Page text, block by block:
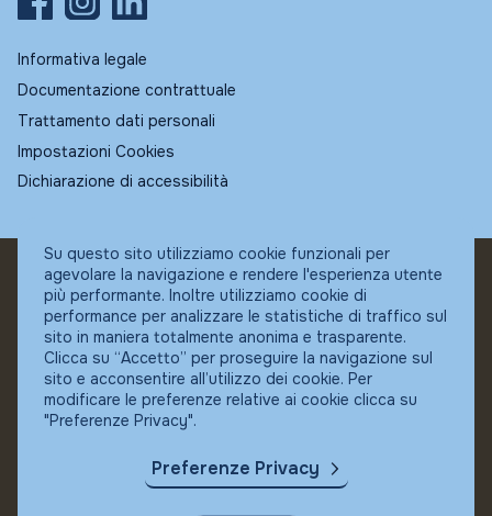
Informativa legale
Documentazione contrattuale
Trattamento dati personali
Impostazioni Cookies
Dichiarazione di accessibilità
© Fundstore
Collocatore autorizzato:
Banca Ifigest SpA
P.Iva: 04337180485
Su questo sito utilizziamo cookie funzionali per
agevolare la navigazione e rendere l'esperienza utente
più performante. Inoltre utilizziamo cookie di
performance per analizzare le statistiche di traffico sul
sito in maniera totalmente anonima e trasparente.
Clicca su “Accetto” per proseguire la navigazione sul
sito e acconsentire all’utilizzo dei cookie. Per
modificare le preferenze relative ai cookie clicca su
"Preferenze Privacy".
Preferenze Privacy